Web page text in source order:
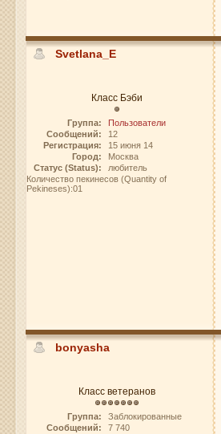
Svetlana_E
Класс Бэби
Группа:
Пользователи
Сообщений:
12
Регистрация:
15 июня 14
Город:
Москва
Статус (Status):
любитель
Количество пекинесов (Quantity of
Pekineses):01
bonyasha
Класс ветеранов
Группа:
Заблокированные
Сообщений:
7 740